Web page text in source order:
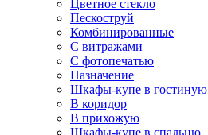
Цветное стекло
Пескоструй
Комбинированные
С витражами
С фотопечатью
Назначение
Шкафы-купе в гостиную
В коридор
В прихожую
Шкафы-купе в спальню